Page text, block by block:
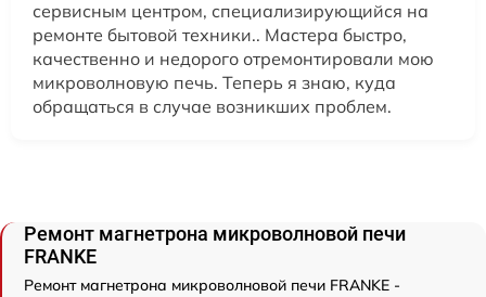
сервисным центром, специализирующийся на
ремонте бытовой техники.. Мастера быстро,
качественно и недорого отремонтировали мою
микроволновую печь. Теперь я знаю, куда
обращаться в случае возникших проблем.
Ремонт магнетрона микроволновой печи
FRANKE
Ремонт магнетрона микроволновой печи FRANKE -